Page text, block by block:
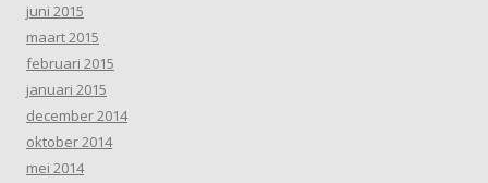
juni 2015
maart 2015
februari 2015
januari 2015
december 2014
oktober 2014
mei 2014